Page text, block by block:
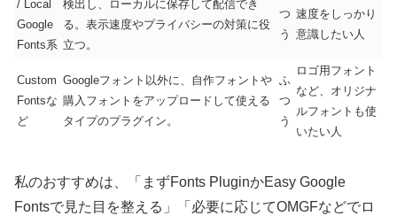
/ Local
Google
Fonts系
検出し、ローカルに保存して配信でき
る。表示速度やプライバシーの対策に役
立つ。
つ
う
速度をしっかり
意識したい人
Custom
Fontsな
ど
Googleフォント以外に、自作フォントや
購入フォントをアップロードして使える
タイプのプラグイン。
ふ
つ
う
ロゴ用フォント
など、オリジナ
ルフォントも使
いたい人
私のおすすめは、「まずFonts PluginかEasy Google
Fontsで見た目を整える」「必要に応じてOMGFなどでロ